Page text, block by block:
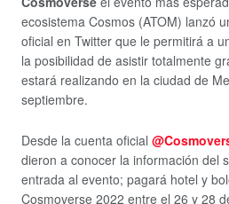
ecosistema Cosmos (ATOM) lanzó
oficial en Twitter que le permitirá a
la posibilidad de asistir totalmente
estará realizando en la ciudad de
septiembre.
Desde la cuenta oficial
dieron a conocer la información del
entrada al evento; pagará hotel y
Cosmoverse 2022 entre el 26 y 28